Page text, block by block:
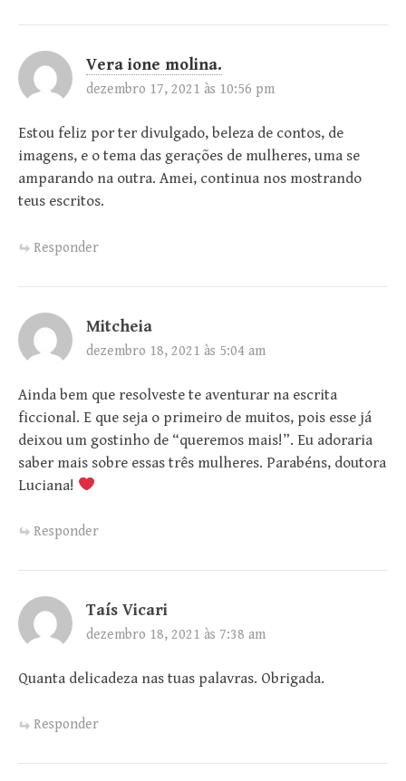
Vera ione molina.
dezembro 17, 2021 às 10:56 pm
Estou feliz por ter divulgado, beleza de contos, de
imagens, e o tema das gerações de mulheres, uma se
amparando na outra. Amei, continua nos mostrando
teus escritos.
Responder
Mitcheia
dezembro 18, 2021 às 5:04 am
Ainda bem que resolveste te aventurar na escrita
ficcional. E que seja o primeiro de muitos, pois esse já
deixou um gostinho de “queremos mais!”. Eu adoraria
saber mais sobre essas três mulheres. Parabéns, doutora
Luciana!
Responder
Taís Vicari
dezembro 18, 2021 às 7:38 am
Quanta delicadeza nas tuas palavras. Obrigada.
Responder